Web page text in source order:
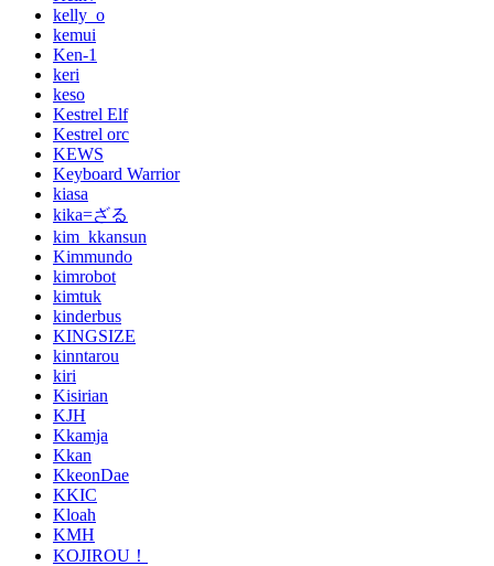
kelly_o
kemui
Ken-1
keri
keso
Kestrel Elf
Kestrel orc
KEWS
Keyboard Warrior
kiasa
kika=ざる
kim_kkansun
Kimmundo
kimrobot
kimtuk
kinderbus
KINGSIZE
kinntarou
kiri
Kisirian
KJH
Kkamja
Kkan
KkeonDae
KKIC
Kloah
KMH
KOJIROU！